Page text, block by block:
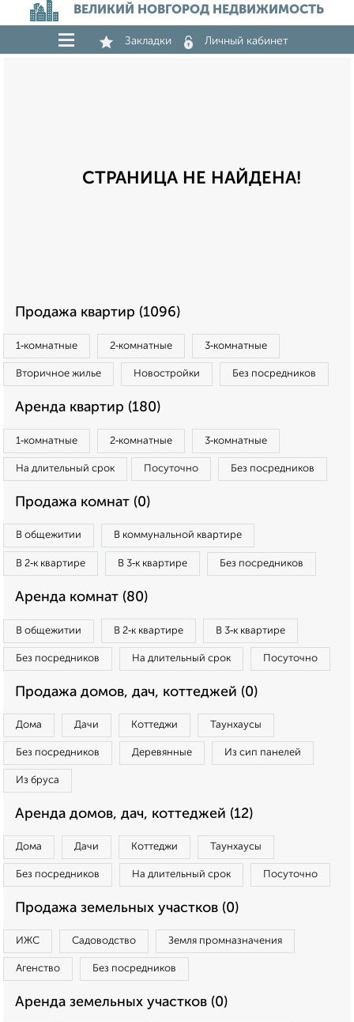
ВЕЛИКИЙ НОВГОРОД НЕДВИЖИМОСТЬ
Закладки Личный кабинет
СТРАНИЦА НЕ НАЙДЕНА!
Продажа квартир (1096)
1‑комнатные 2‑комнатные 3‑комнатные
Вторичное жилье Новостройки Без посредников
Аренда квартир (180)
1‑комнатные 2‑комнатные 3‑комнатные
На длительный срок Посуточно Без посредников
Продажа комнат (0)
В общежитии В коммунальной квартире
В 2‑к квартире В 3‑к квартире Без посредников
Аренда комнат (80)
В общежитии В 2‑к квартире В 3‑к квартире
Без посредников На длительный срок Посуточно
Продажа домов, дач, коттеджей (0)
Дома Дачи Коттеджи Таунхаусы
Без посредников Деревянные Из сип панелей
Из бруса
Аренда домов, дач, коттеджей (12)
Дома Дачи Коттеджи Таунхаусы
Без посредников На длительный срок Посуточно
Продажа земельных участков (0)
ИЖС Садоводство Земля промназначения
Агенство Без посредников
Аренда земельных участков (0)